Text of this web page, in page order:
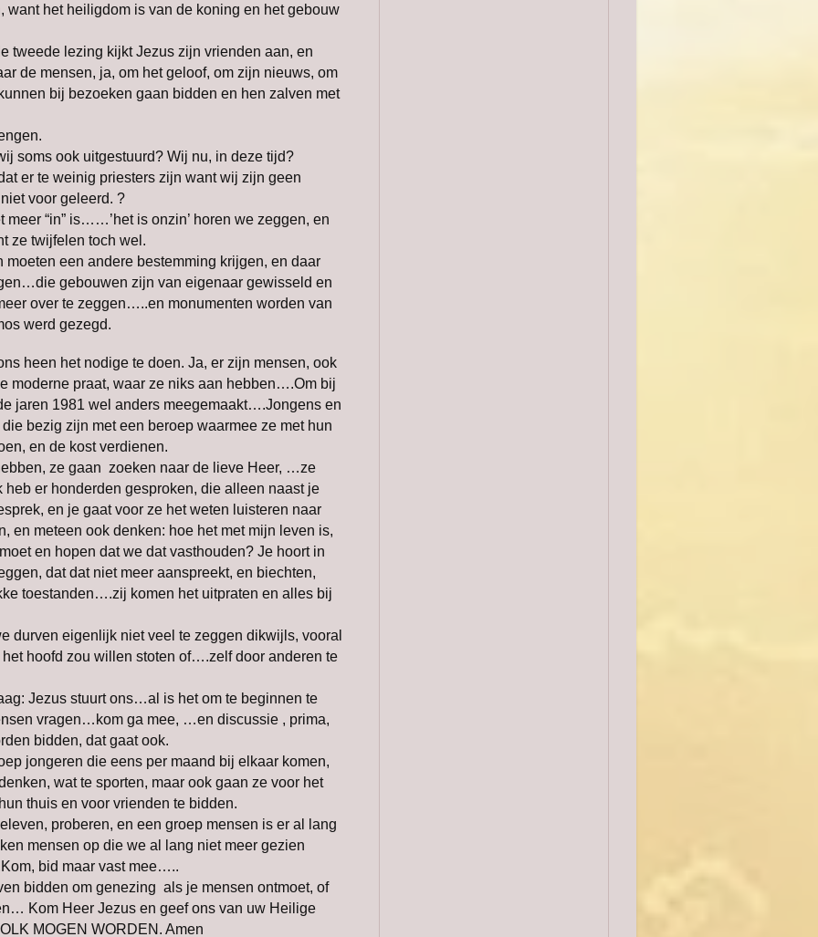
want het heiligdom is van de koning en het gebouw
tweede lezing kijkt Jezus zijn vrienden aan, en
de mensen, ja, om het geloof, om zijn nieuws, om
bij bezoeken gaan bidden en hen zalven met
soms ook uitgestuurd? Wij nu, in deze tijd?
er te weinig priesters zijn want wij zijn geen
voor geleerd. ?
meer “in” is……’het is onzin’ horen we zeggen, en
ze twijfelen toch wel.
een andere bestemming krijgen, en daar
gebouwen zijn van eigenaar gewisseld en
over te zeggen…..en monumenten worden van
werd gezegd.
heen het nodige te doen. Ja, er zijn mensen, ook
moderne praat, waar ze niks aan hebben….Om bij
jaren 1981 wel anders meegemaakt….Jongens en
bezig zijn met een beroep waarmee ze met hun
en de kost verdienen.
ze gaan zoeken naar de lieve Heer, …ze
er honderden gesproken, die alleen naast je
en je gaat voor ze het weten luisteren naar
en meteen ook denken: hoe het met mijn leven is,
en hopen dat we dat vasthouden? Je hoort in
dat dat niet meer aanspreekt, en biechten,
toestanden….zij komen het uitpraten en alles bij
durven eigenlijk niet veel te zeggen dikwijls, vooral
hoofd zou willen stoten of….zelf door anderen te
Jezus stuurt ons…al is het om te beginnen te
vragen…kom ga mee, …en discussie , prima,
bidden, dat gaat ook.
jongeren die eens per maand bij elkaar komen,
wat te sporten, maar ook gaan ze voor het
thuis en voor vrienden te bidden.
proberen, en een groep mensen is er al lang
mensen op die we al lang niet meer gezien
bid maar vast mee…..
bidden om genezing als je mensen ontmoet, of
Kom Heer Jezus en geef ons van uw Heilige
MOGEN WORDEN. Amen